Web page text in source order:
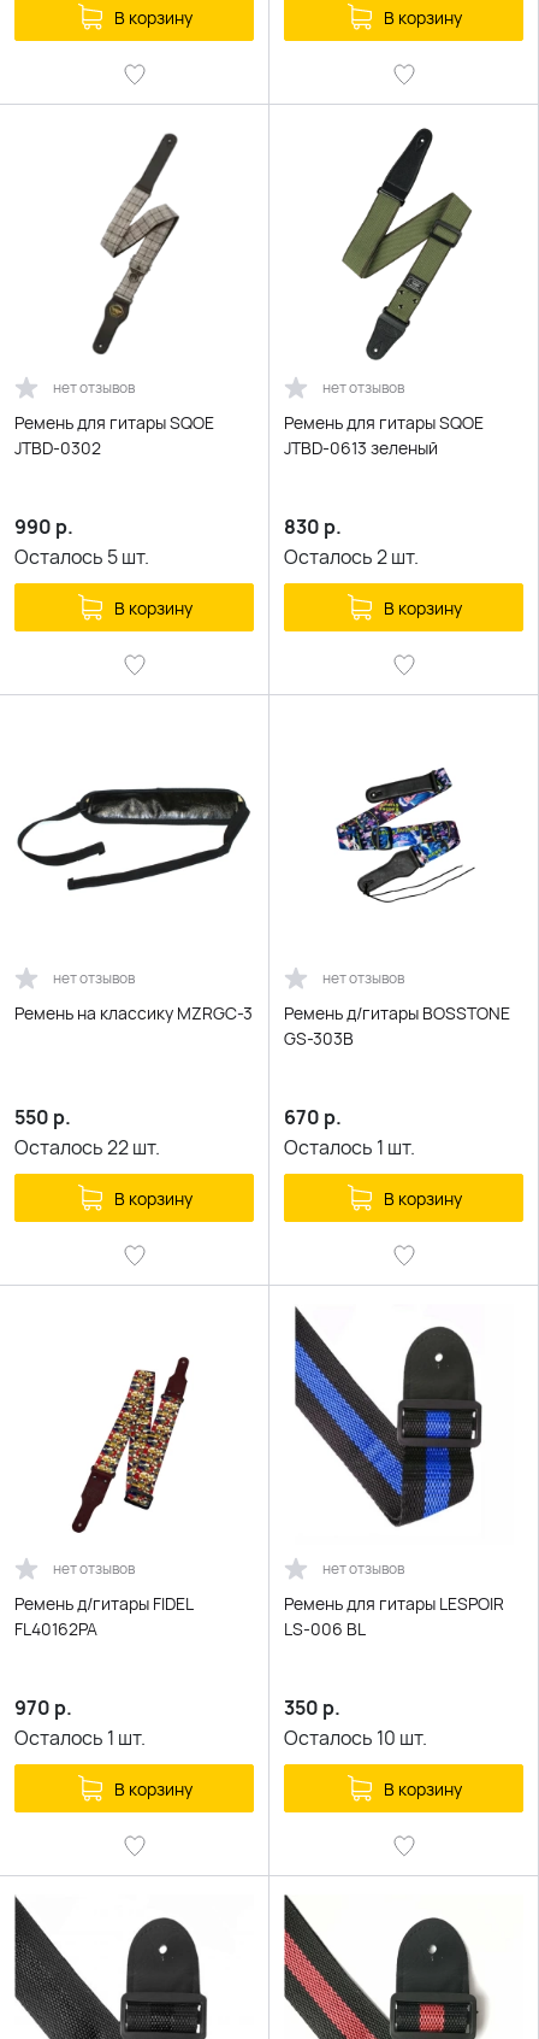
В корзину В корзину
нет отзывов
Ремень для гитары SQOE
JTBD-0302
990 р.
Осталось 5шт.
В корзину
нет отзывов
Ремень для гитары SQOE
JTBD-0613 зеленый
830 р.
Осталось2шт.
В корзину
нет отзывов
Ремень на классику MZRGC-3
550 р.
Осталось22шт.
В корзину
нет отзывов
Ремень д/гитары BOSSTONE
GS-303B
670 р.
Осталось 1 шт.
В корзину
нет отзывов
Ремень д/гитары FIDEL
FL40162PA
970 р.
Осталось 1 шт.
В корзину
нет отзывов
Ремень для гитары LESPOIR
LS-006 BL
350 р.
Осталось 10 шт.
В корзину